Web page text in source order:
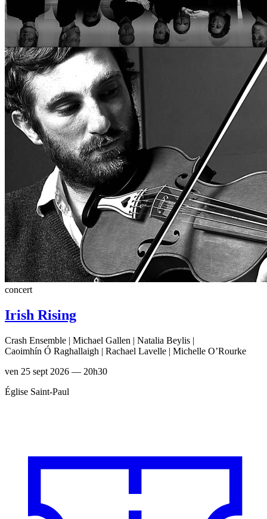
concert
Irish Rising
Crash Ensemble | Michael Gallen | Natalia Beylis |
Caoimhín Ó Raghallaigh | Rachael Lavelle | Michelle O’Rourke
ven 25 sept 2026 — 20h30
Église Saint-Paul